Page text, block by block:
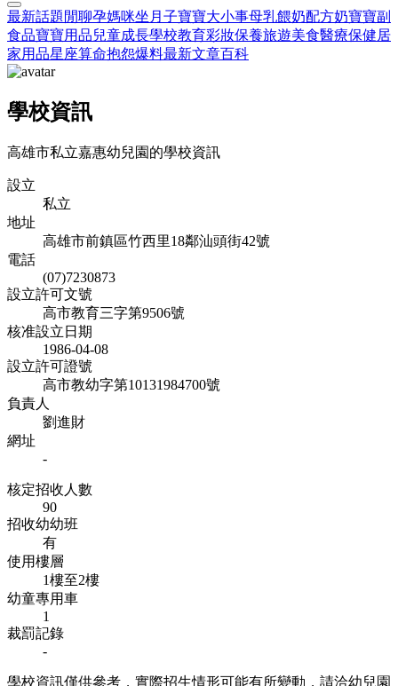
最新話題 閒聊孕媽咪坐月子寶寶大小事母乳餵奶配方奶寶寶副
食品寶寶用品兒童成長學校教育彩妝保養旅遊美食醫療保健居
家用品星座算命抱怨爆料最新文章百科
學校資訊
高雄市私立嘉惠幼兒園的學校資訊
設立
私立
地址
高雄市前鎮區竹西里18鄰汕頭街42號
電話
(07)7230873
設立許可文號
高市教育三字第9506號
核准設立日期
1986-04-08
設立許可證號
高市教幼字第10131984700號
負責人
劉進財
網址
-
核定招收人數
90
招收幼幼班
有
使用樓層
1樓至2樓
幼童專用車
1
裁罰記錄
-
學校資訊僅供參考，實際招生情形可能有所變動，請洽幼兒園